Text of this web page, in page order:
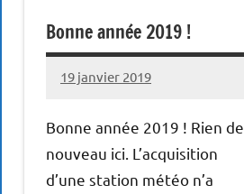
Bonne année 2019 !
19 janvier 2019
Patrice
Bonne année 2019 ! Rien de
nouveau ici. L’acquisition
d’une station météo n’a